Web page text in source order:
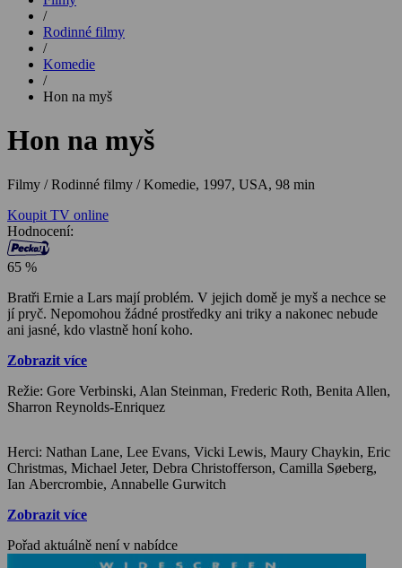
/
Rodinné filmy
/
Komedie
/
Hon na myš
Hon na myš
Filmy / Rodinné filmy / Komedie, 1997, USA, 98 min
Koupit TV online
Hodnocení:
65 %
Bratři Ernie a Lars mají problém. V jejich domě je myš a nechce se
jí pryč. Nepomohou žádné prostředky ani triky a nakonec nebude
ani jasné, kdo vlastně honí koho.
Zobrazit více
Režie: Gore Verbinski, Alan Steinman, Frederic Roth, Benita Allen,
Sharron Reynolds-Enriquez
Herci: Nathan Lane, Lee Evans, Vicki Lewis, Maury Chaykin, Eric
Christmas, Michael Jeter, Debra Christofferson, Camilla Søeberg,
Ian Abercrombie, Annabelle Gurwitch
Zobrazit více
Pořad aktuálně není v nabídce